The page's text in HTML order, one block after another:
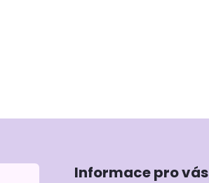
Informace pro vás